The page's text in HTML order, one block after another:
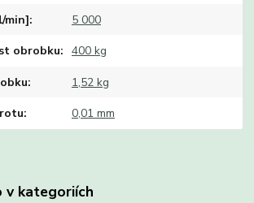
min] 5 000
obrobku 400 kg
1,52 kg
0,01 mm
v kategoriích